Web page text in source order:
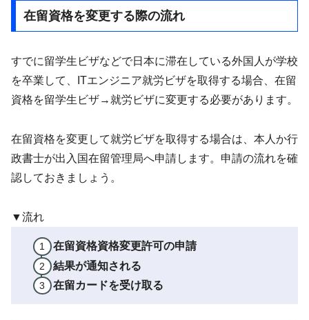
在留資格を変更する際の流れ
すでに留学生ビザなどで日本に滞在している外国人が学校
を卒業して、ITエンジニア就労ビザを取得する場合、在留
資格を留学生ビザ→就労ビザに変更する必要があります。
在留資格を変更して就労ビザを取得する場合は、本人か行
政書士が出入国在留管理局へ申請します。申請の流れを確
認しておきましょう。
▼流れ
在留資格資格変更許可の申請
結果が通知される
在留カードを受け取る